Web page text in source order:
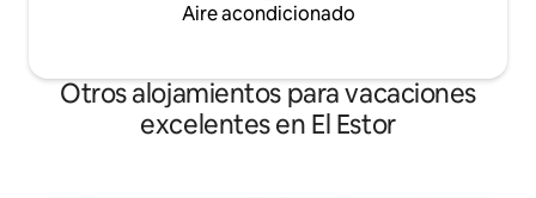
Aire acondicionado
Otros alojamientos para vacaciones
excelentes en El Estor